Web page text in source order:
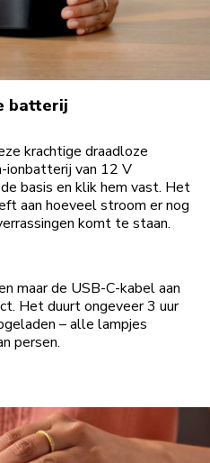
batterij
krachtige draadloze
ionbatterij van 12 V
basis en klik hem vast. Het
aan hoeveel stroom er nog
komt te staan.
maar de USB-C-kabel aan
Het duurt ongeveer 3 uur
– alle lampjes
persen.